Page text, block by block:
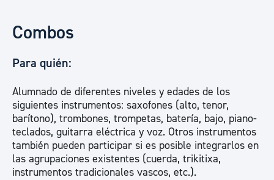
Combos
Para quién:
Alumnado de diferentes niveles y edades de los
siguientes instrumentos: saxofones (alto, tenor,
barítono), trombones, trompetas, batería, bajo, piano-
teclados, guitarra eléctrica y voz. Otros instrumentos
también pueden participar si es posible integrarlos en
las agrupaciones existentes (cuerda, trikitixa,
instrumentos tradicionales vascos, etc.).